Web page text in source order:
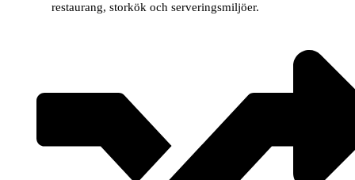
restaurang, storkök och serveringsmiljöer.